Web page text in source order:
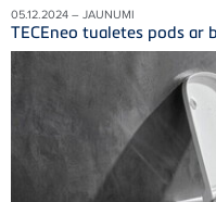
05.12.2024 – JAUNUMI
TECEneo tualetes pods ar